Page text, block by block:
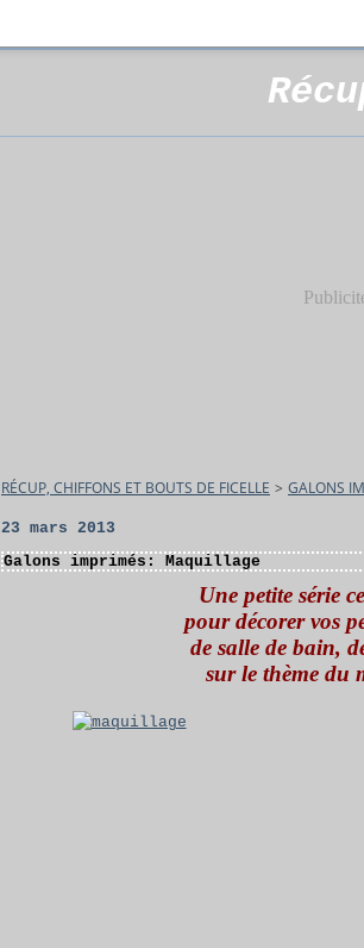
RÉCUP, CHIFFONS ET BOUTS DE FICELLE > GALONS
23 mars 2013
Galons imprimés: Maquillage
Une petite série
pour décorer vos
de salle de bain,
sur le thème du